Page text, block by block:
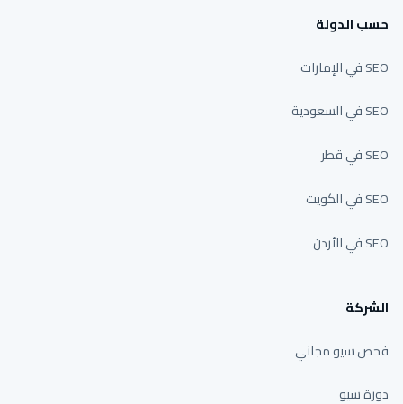
حسب الدولة
SEO في الإمارات
SEO في السعودية
SEO في قطر
SEO في الكويت
SEO في الأردن
الشركة
فحص سيو مجاني
دورة سيو